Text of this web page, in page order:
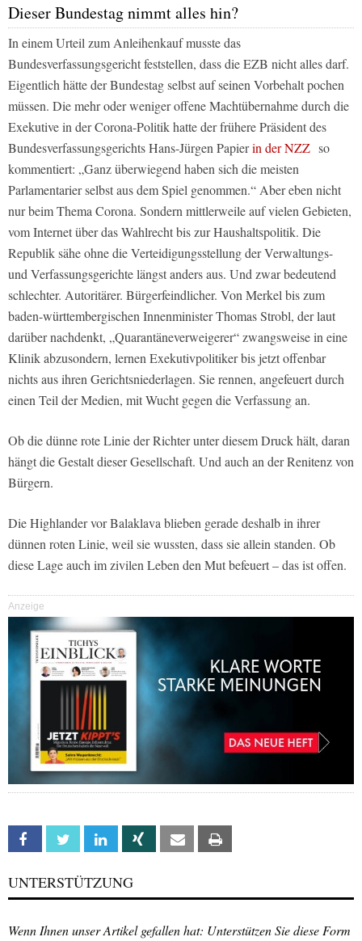
Dieser Bundestag nimmt alles hin?
In einem Urteil zum Anleihenkauf musste das
Bundesverfassungsgericht feststellen, dass die EZB nicht alles darf.
Eigentlich hätte der Bundestag selbst auf seinen Vorbehalt pochen
müssen. Die mehr oder weniger offene Machtübernahme durch die
Exekutive in der Corona-Politik hatte der frühere Präsident des
Bundesverfassungsgerichts Hans-Jürgen Papierin der NZZ so
kommentiert: „Ganz überwiegend haben sich die meisten
Parlamentarier selbst aus dem Spiel genommen.“ Aber eben nicht
nur beim Thema Corona. Sondern mittlerweile auf vielen Gebieten,
vom Internet über das Wahlrecht bis zur Haushaltspolitik. Die
Republik sähe ohne die Verteidigungsstellung der Verwaltungs-
und Verfassungsgerichte längst anders aus. Und zwar bedeutend
schlechter. Autoritärer. Bürgerfeindlicher. Von Merkel bis zum
baden-württembergischen Innenminister Thomas Strobl, der laut
darüber nachdenkt, „Quarantäneverweigerer“zwangsweise in eine
Klinik abzusondern, lernen Exekutivpolitiker bis jetzt offenbar
nichts aus ihren Gerichtsniederlagen. Sie rennen, angefeuert durch
einen Teil der Medien, mit Wucht gegen die Verfassung an.
Ob die dünne rote Linie der Richter unter diesem Druck hält, daran
hängt die Gestalt dieser Gesellschaft. Und auch an der Renitenz von
Bürgern.
Die Highlander vor Balaklava blieben gerade deshalb in ihrer
dünnen roten Linie, weil sie wussten, dass sie allein standen. Ob
diese Lage auch im zivilen Leben den Mut befeuert – das ist offen.
Anzeige
Facebook Twitter Linkedin Xing Email
UNTERSTÜTZUNG
Wenn Ihnen unser Artikel gefallen hat: Unterstützen Sie diese Form